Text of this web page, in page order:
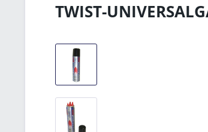
TWIST-